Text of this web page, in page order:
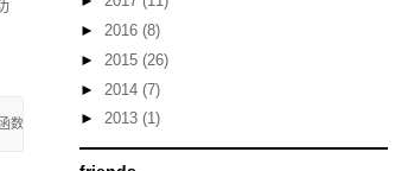
入保护代码
► 2016 (8)
► 2015 (26)
► 2014 (7)
► 2013 (1)